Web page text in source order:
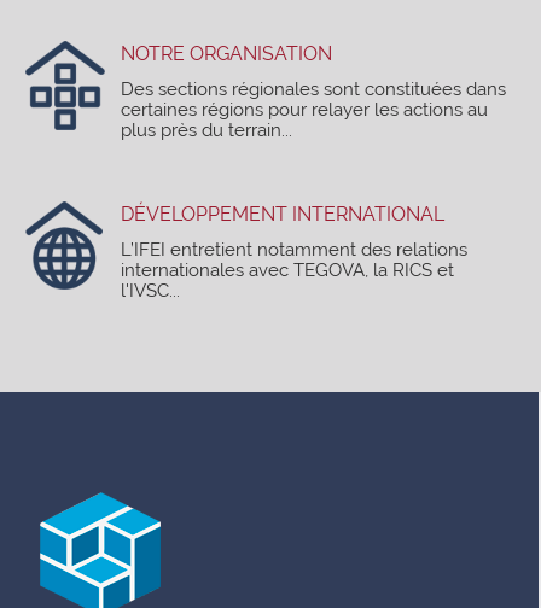
NOTRE ORGANISATION
Des sections régionales sont constituées dans
certaines régions pour relayer les actions au
plus près du terrain...
DÉVELOPPEMENT INTERNATIONAL
L’IFEI entretient notamment des relations
internationales avec TEGOVA, la RICS et
l'IVSC...